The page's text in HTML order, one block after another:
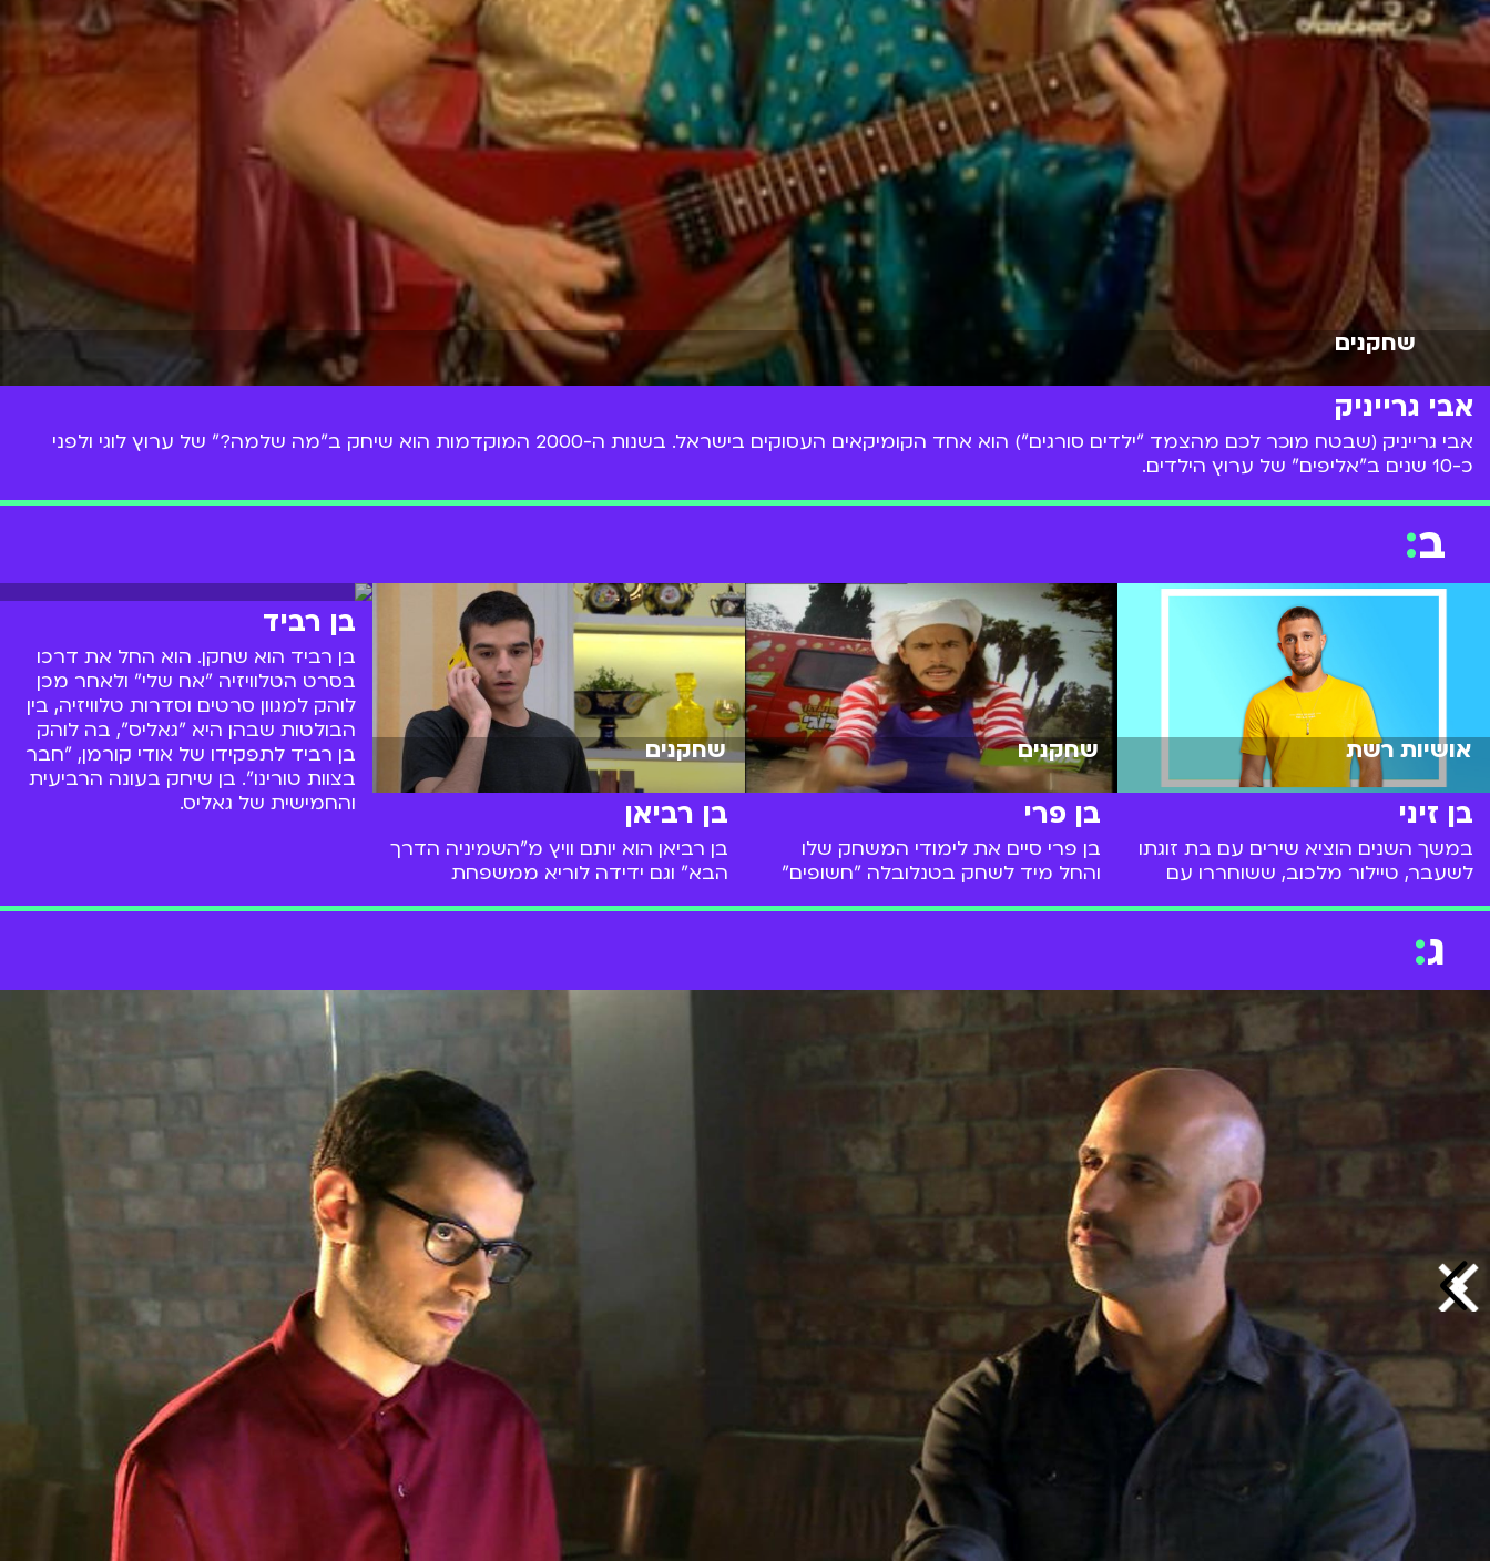
שחקנים
אבי גרייניק
אבי גרייניק (שבטח מוכר לכם מהצמד "ילדים סורגים") הוא אחד הקומיקאים העסוקים בישראל. בשנות ה-2000 המוקדמות הוא שיחק ב"מה שלמה?" של ערוץ לוגי ולפני
כ-10 שנים ב"אליפים" של ערוץ הילדים.
ב:
אושיות רשת
בן זיני
במשך השנים הוציא שירים עם בת זוגתו
לשעבר, טיילור מלכוב, ששוחררו עם
והבנות.
שחקנים
בן פרי
בן פרי סיים את לימודי המשחק שלו
והחל מיד לשחק בטנלובלה "חשופים"
שחקנים
בן רביאן
בן רביאן הוא יותם וויץ מ"השמיניה הדרך
הבא" וגם ידידה לוריא ממשפחת
בן רביד
בן רביד הוא שחקן. הוא החל את דרכו
בסרט הטלוויזיה "אח שלי" ולאחר מכן
לוהק למגוון סרטים וסדרות טלוויזיה, בין
הבולטות שבהן היא "גאליס", בה לוהק
בן רביד לתפקידו של אודי קורמן, "חבר
בצוות טורינו". בן שיחק בעונה הרביעית
והחמישית של גאליס.
ג: